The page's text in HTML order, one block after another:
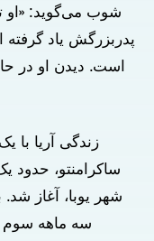
شوب می‌گوید: «او
پدربزرگش یاد
است. دیدن او در
زندگی آریا با
ساکرامنتو، حدود
شهر یوبا، آغاز شد.
سه ماهه سوم